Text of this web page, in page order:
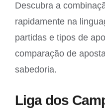
Descubra a
rapidamente na
partidas e tipos de
comparação de
sabedoria.
Liga dos